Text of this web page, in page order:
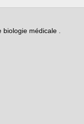
médicale .